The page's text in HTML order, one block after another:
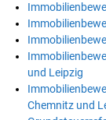
und Leipzig
Chemnitz und